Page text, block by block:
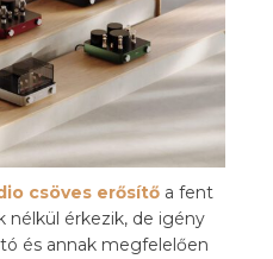
csöves erősítő a fent
nélkül érkezik, de igény
és annak megfelelően